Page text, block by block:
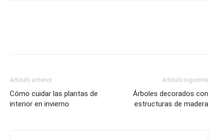
Artículo anterior
Cómo cuidar las plantas de
interior en invierno
Artículo siguiente
Árboles decorados con
estructuras de madera